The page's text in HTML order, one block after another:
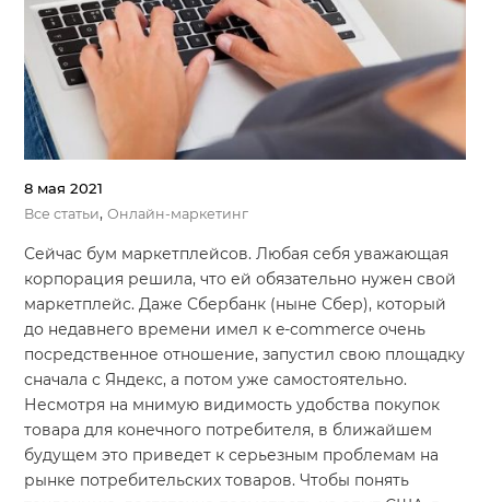
8 мая 2021
Все статьи,Онлайн-маркетинг
Сейчас бум маркетплейсов. Любая себя уважающая
корпорация решила, что ей обязательно нужен свой
маркетплейс. Даже Сбербанк (ныне Сбер), который
до недавнего времени имел к e-commerce очень
посредственное отношение, запустил свою площадку
сначала с Яндекс, а потом уже самостоятельно.
Несмотря на мнимую видимость удобства покупок
товара для конечного потребителя, в ближайшем
будущем это приведет к серьезным проблемам на
рынке потребительских товаров. Чтобы понять